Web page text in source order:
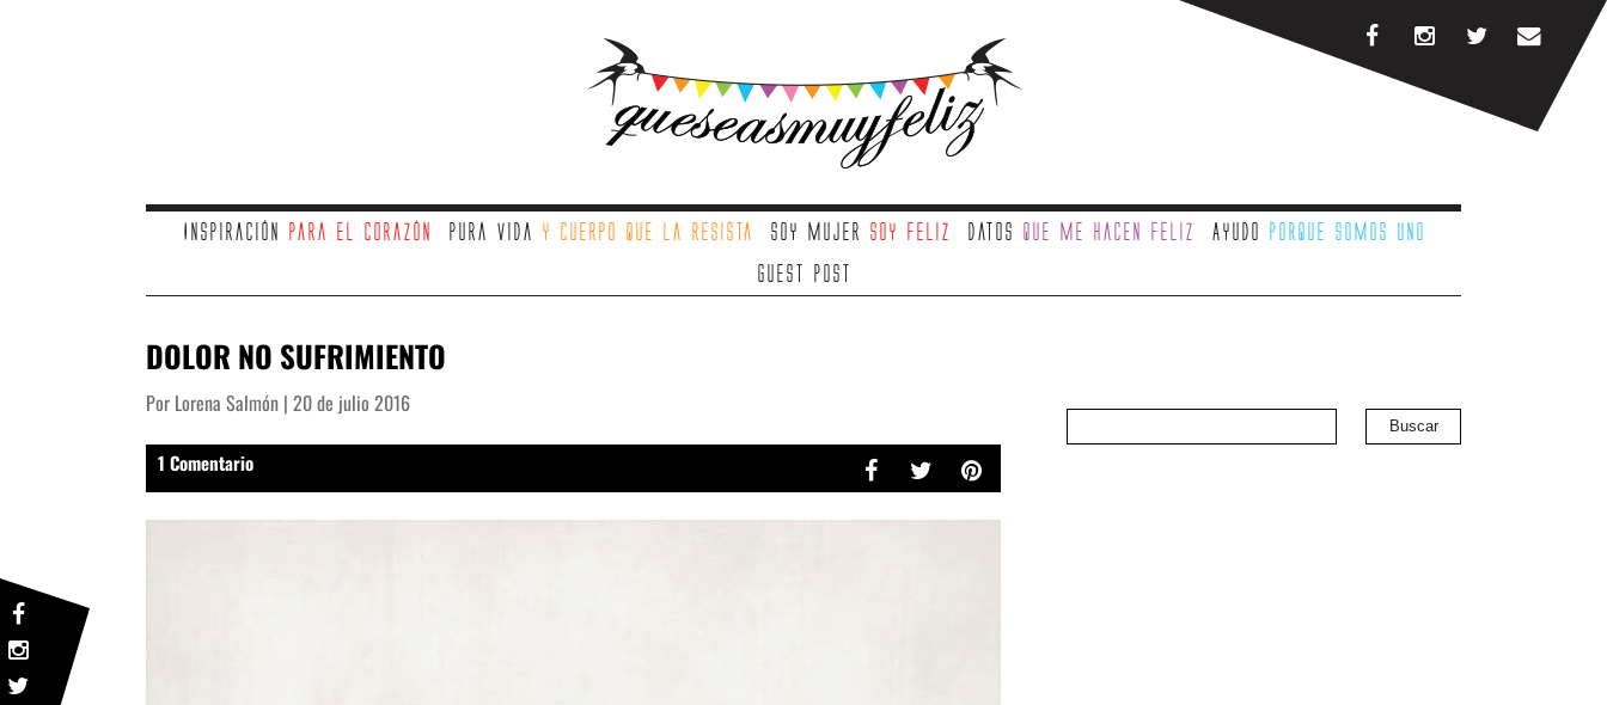
Inspiración para el corazón Pura vida y cuerpo que la resista Soy mujer soy feliz Datos que me hacen feliz Ayudo porque somos uno
Guest Post
DOLOR NO SUFRIMIENTO
Por Lorena Salmón | 20 de julio 2016
1 Comentario
Buscar